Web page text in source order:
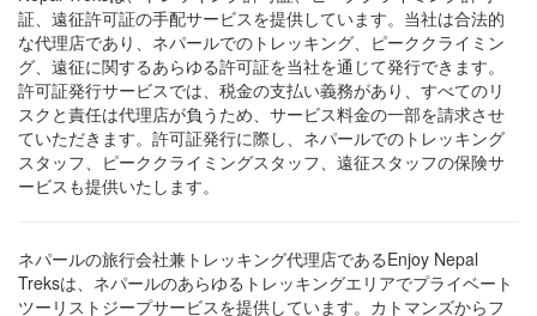
証、遠征許可証の手配サービスを提供しています。当社は合法的
な代理店であり、ネパールでのトレッキング、ピーククライミン
グ、遠征に関するあらゆる許可証を当社を通じて発行できます。
許可証発行サービスでは、税金の支払い義務があり、すべてのリ
スクと責任は代理店が負うため、サービス料金の一部を請求させ
ていただきます。許可証発行に際し、ネパールでのトレッキング
スタッフ、ピーククライミングスタッフ、遠征スタッフの保険サ
ービスも提供いたします。
ネパールの旅行会社兼トレッキング代理店であるEnjoy Nepal
Treksは、ネパールのあらゆるトレッキングエリアでプライベート
ツーリストジープサービスを提供しています。カトマンズからフ